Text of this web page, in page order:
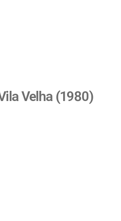
Velha (1980)